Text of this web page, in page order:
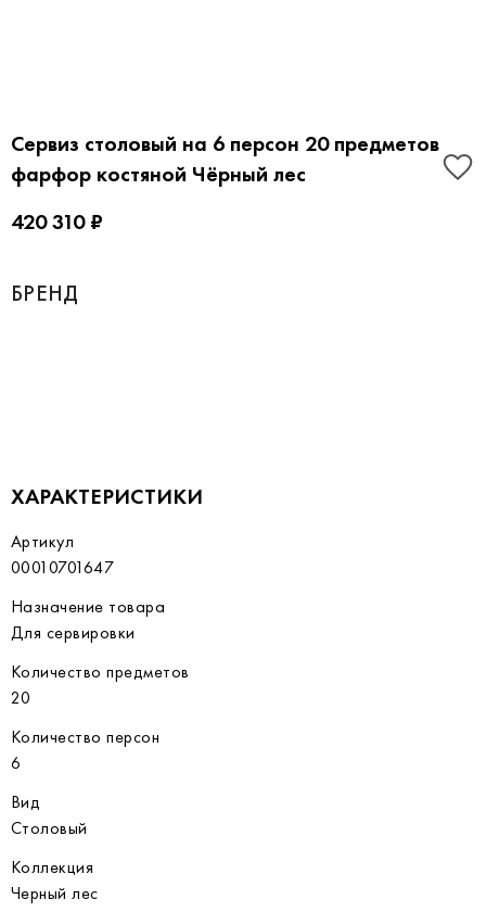
Сервиз столовый на 6 персон 20 предметов
фарфор костяной Чёрный лес
420 310 ₽
БРЕНД
ХАРАКТЕРИСТИКИ
Артикул
00010701647
Назначение товара
Для сервировки
Количество предметов
20
Количество персон
6
Вид
Столовый
Коллекция
Черный лес